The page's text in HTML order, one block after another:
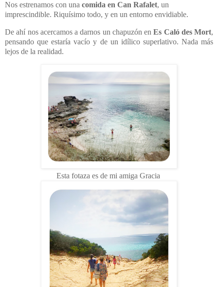
Nos estrenamos con una comida en Can Rafalet, un
imprescindible. Riquísimo todo, y en un entorno envidiable.
De ahí nos acercamos a darnos un chapuzón enEs Caló des Mort,
pensando que estaría vacío y de un idílico superlativo. Nada más
lejos de la realidad.
Esta fotaza es de mi amiga Gracia